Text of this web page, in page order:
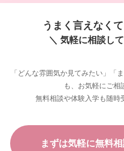
うまく言えなく
＼ 気軽に相談し
「どんな雰囲気か見てみたい」「
も、お気軽にご相
無料相談や体験入学も随時
まずは気軽に無料